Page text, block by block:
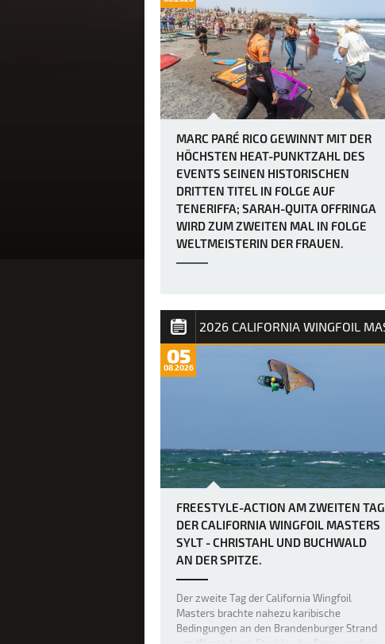
MARC PARÉ RICO GEWINNT MIT DER
HÖCHSTEN HEAT-PUNKTZAHL DES
EVENTS SEINEN HISTORISCHEN
DRITTEN TITEL IN FOLGE AUF
TENERIFFA; SARAH-QUITA OFFRINGA
WIRD ZUM ZWEITEN MAL IN FOLGE
WELTMEISTERIN DER FRAUEN.
flawless performance in the men's final,
posting the highest heat score of the entire
event - a commanding 36.63, highlighted by
a perfect 20-point ride for jumping - 2 x
perfect 10's - to win T…
05
08.2026
FREESTYLE-ACTION AM ZWEITEN TAG
DER CALIFORNIA WINGFOIL MASTERS
SYLT - CHRISTAHL UND BUCHWALD
AN DER SPITZE.
Der zweite Tag der California Wingfoil
Masters brachte nahezu karibische
Bedingungen an den Brandenburger Strand